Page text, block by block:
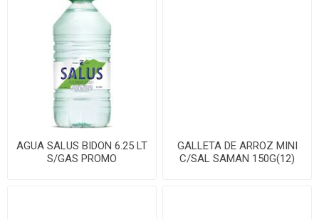
AGUA SALUS BIDON 6.25 LT
S/GAS PROMO
GALLETA DE ARROZ MINI
C/SAL SAMAN 150G(12)